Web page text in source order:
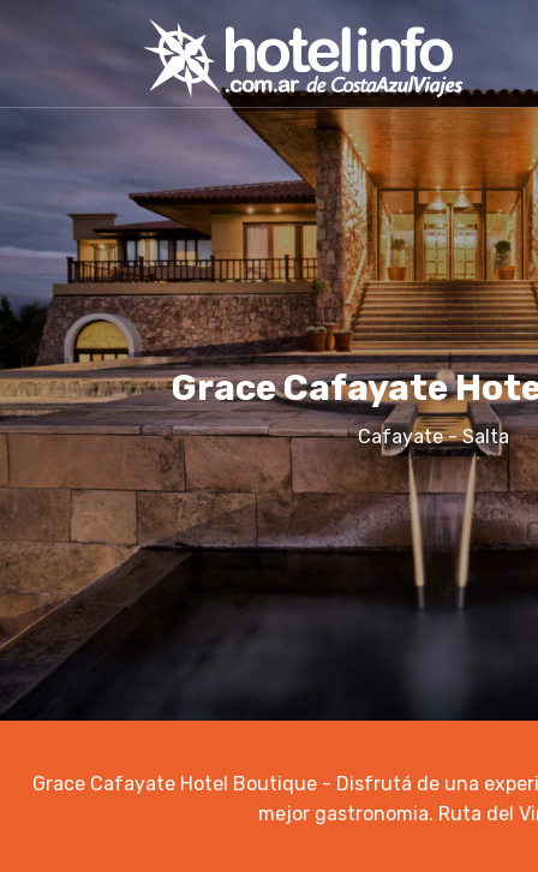
Grace Cafayate
Cafayate - Salta
Grace Cafayate Hotel Boutique - Disfrutá de una
mejor gastronomia. Ruta del